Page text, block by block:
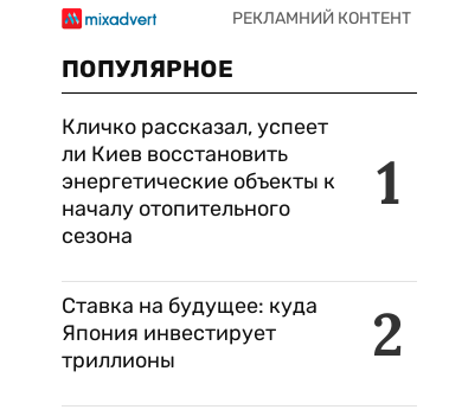
ПОПУЛЯРНОЕ
1
Кличко рассказал, успеет
ли Киев восстановить
энергетические объекты к
началу отопительного
сезона
2
Ставка на будущее: куда
Япония инвестирует
триллионы